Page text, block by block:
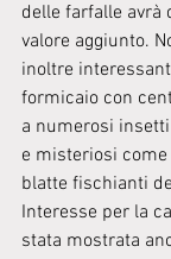
delle farfalle avrà
valore aggiunto.
inoltre
formicaio con
a numerosi
e misteriosi come
blatte fischianti
Interesse per la
stata mostrata